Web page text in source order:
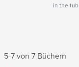
in the tub
5-7 von 7 Büchern